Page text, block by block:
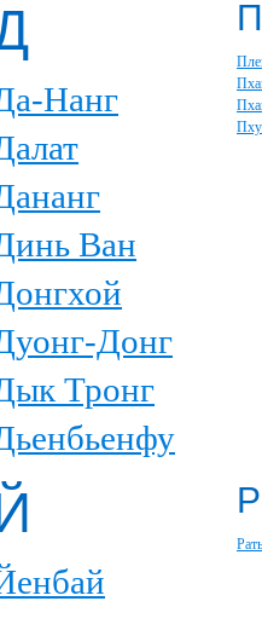
Нанг
Ван
Донг
Тронг
П
Р